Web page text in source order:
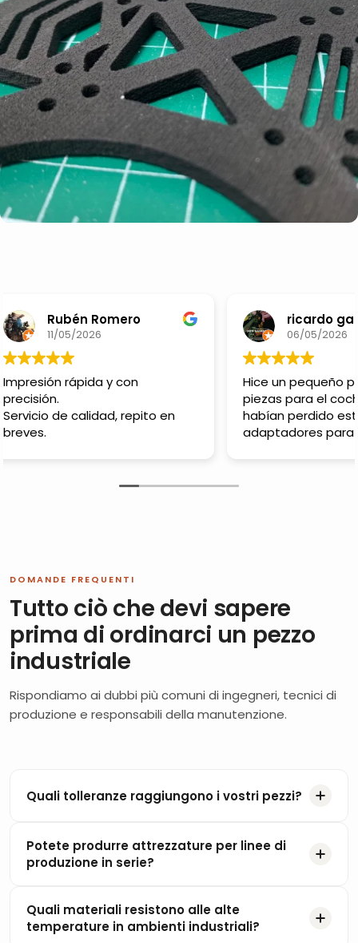
Rubén Romero
11/05/2026
Impresión rápida y con
precisión.
Servicio de calidad, repito en
breves.
ricardo
06/05/2026
Hice un pequeño
piezas para el
habían perdido
adaptadores para
DOMANDE FREQUENTI
Tutto ciò che devi sapere
prima di ordinarci un pezzo
industriale
Rispondiamo ai dubbi più comuni di ingegneri, tecnici di
produzione e responsabili della manutenzione.
Quali tolleranze raggiungono i vostri pezzi?
Potete produrre attrezzature per linee di
produzione in serie?
Quali materiali resistono alle alte
temperature in ambienti industriali?